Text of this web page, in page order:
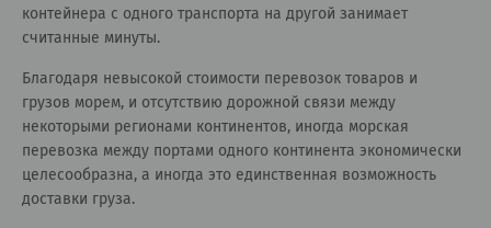
контейнера с одного транспорта на другой занимает
считанные минуты.
Благодаря невысокой стоимости перевозок товаров и
грузов морем, и отсутствию дорожной связи между
некоторыми регионами континентов, иногда морская
перевозка между портами одного континента экономически
целесообразна, а иногда это единственная возможность
доставки груза.